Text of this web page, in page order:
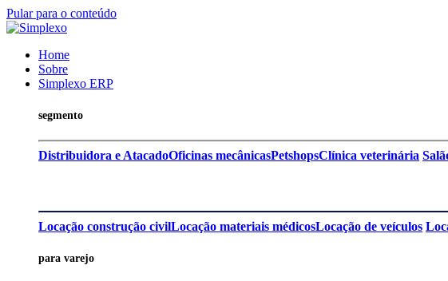
Pular para o conteúdo
Home
Sobre
Simplexo ERP
segmento
Distribuidora e AtacadoOficinas mecânicasPetshopsClínica veterinária
Locação construção civilLocação materiais médicosLocação de veículos
para varejo